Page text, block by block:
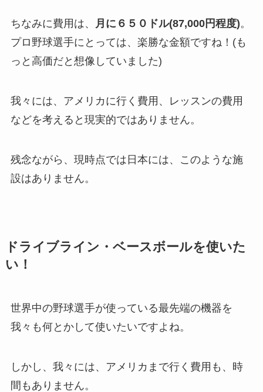
ちなみに費用は、 月に６５０ドル(87,000円程度)。
プロ野球選手にとっては、楽勝な金額ですね！(も
っと高価だと想像していました)
我々には、アメリカに行く費用、レッスンの費用
などを考えると現実的ではありません。
残念ながら、現時点では日本には、このような施
設はありません。
ドライブライン・ベースボールを使いた
い！
世界中の野球選手が使っている最先端の機器を
我々も何とかして使いたいですよね。
しかし、我々には、アメリカまで行く費用も、時
間もありません。